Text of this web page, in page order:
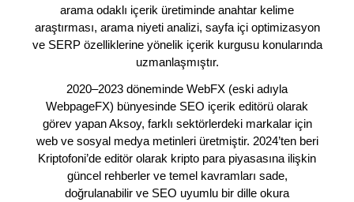
arama odaklı içerik üretiminde anahtar kelime
araştırması, arama niyeti analizi, sayfa içi optimizasyon
ve SERP özelliklerine yönelik içerik kurgusu konularında
uzmanlaşmıştır.
2020–2023 döneminde WebFX (eski adıyla
WebpageFX) bünyesinde SEO içerik editörü olarak
görev yapan Aksoy, farklı sektörlerdeki markalar için
web ve sosyal medya metinleri üretmiştir. 2024’ten beri
Kriptofoni’de editör olarak kripto para piyasasına ilişkin
güncel rehberler ve temel kavramları sade,
doğrulanabilir ve SEO uyumlu bir dille okura